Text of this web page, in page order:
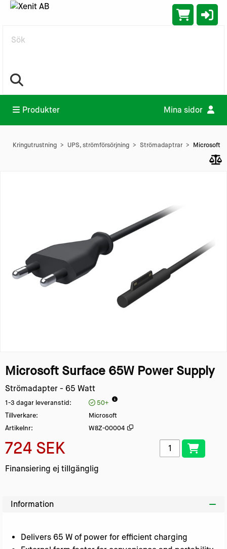
Sök
Produkter Mina sidor
Kringutrustning UPS, strömförsörjning Strömadaptrar Microsoft
Microsoft Surface 65W Power Supply
Strömadapter - 65 Watt
1-3 dagar leveranstid
50+
Tillverkare
Microsoft
Artikelnr
W8Z-00004
724 SEK
Finansiering ej tillgänglig
Lägg i kundvagn
Information
Delivers 65 W of power for efficient charging